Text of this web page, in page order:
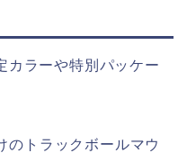
カラーや特別パッケー
のトラックボールマウ